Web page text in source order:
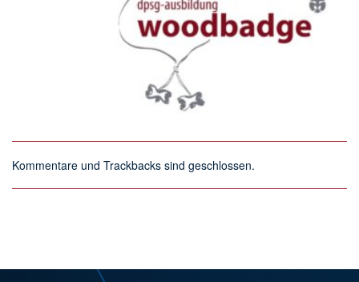
Kommentare und Trackbacks sind geschlossen.